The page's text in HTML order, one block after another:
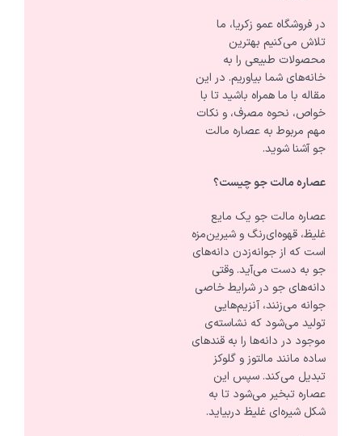
در فروشگاه عمو زکریا، ما
تلاش می‌کنیم بهترین
محصولات طبیعی را به
خانه‌های شما بیاوریم. در این
مقاله با ما همراه باشید تا با
خواص، نحوه مصرف، و نکات
مهم مربوط به عصاره مالت
جو آشنا شوید.
عصاره مالت جو چیست؟
عصاره مالت جو یک مایع
غلیظ، قهوه‌ای‌رنگ و شیرین‌مزه
است که از جوانه‌زدن دانه‌های
جو به دست می‌آید. وقتی
دانه‌های جو در شرایط خاصی
جوانه می‌زنند، آنزیم‌هایی
تولید می‌شود که نشاسته‌ی
موجود در دانه‌ها را به قندهای
ساده مانند مالتوز و گلوکز
تبدیل می‌کند. سپس این
عصاره تبخیر می‌شود تا به
شکل شیره‌ای غلیظ دربیاید.